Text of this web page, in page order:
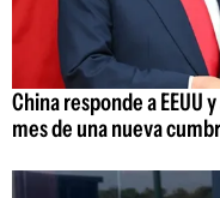
China responde a EEUU
mes de una nueva